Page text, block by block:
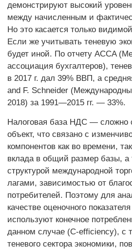
демонстрируют высокий
между начисленным и
Но это касается только
Если же учитывать теневую
будет иной. По отчету ACCA
ассоциация бухгалтеров),
в 2017 г. дал 39% ВВП, а
and F. Schneider
2018) за 1991—2015 гг. — 33%.
Налоговая база НДС — сложно
объект, что связано с
компонентов как во времени,
вклада в общий размер базы, а
структурой международной
лагами, зависимостью от
потребителей. Поэтому для
качестве оценочного
используют конечное
данном случае (C-efficiency), с
теневого сектора экономики,